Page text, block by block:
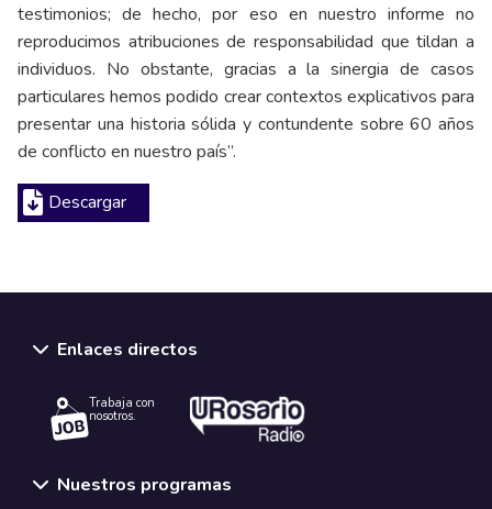
testimonios; de hecho, por eso en nuestro informe no
reproducimos atribuciones de responsabilidad que tildan a
individuos. No obstante, gracias a la sinergia de casos
particulares hemos podido crear contextos explicativos para
presentar una historia sólida y contundente sobre 60 años
de conflicto en nuestro país”.
Descargar
Enlaces directos
Trabaja con
nosotros.
Nuestros programas